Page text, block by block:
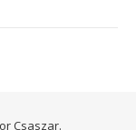
Csaszar.